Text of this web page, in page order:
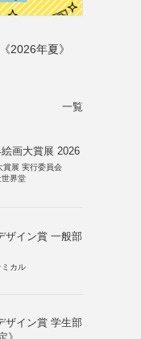
2026年夏》
一覧
画大賞展 2026
賞展 実行委員会
世界堂
ザイン賞 一般部
ミカル
ザイン賞 学生部